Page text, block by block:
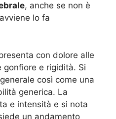
, anche se non è
lo fa
con dolore alle
gonfiore e rigidità. Si
così come una
generica. La
e intensità e si nota
un andamento